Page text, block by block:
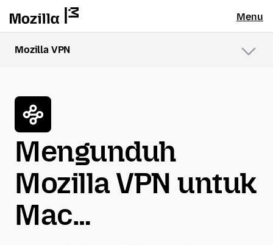
Menu
Mozilla VPN
Mengunduh
Mozilla VPN untuk
Mac…